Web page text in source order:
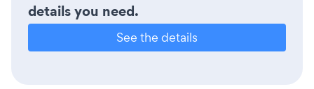
details you need.
See the details